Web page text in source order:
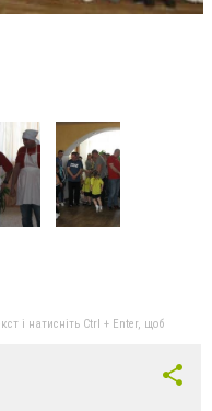
і натисніть Ctrl + Enter, щоб